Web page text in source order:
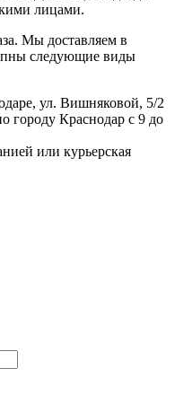
лицами.
Мы доставляем в
следующие виды
ул. Вишняковой, 5/2
городу Краснодар с 9 до
или курьерская